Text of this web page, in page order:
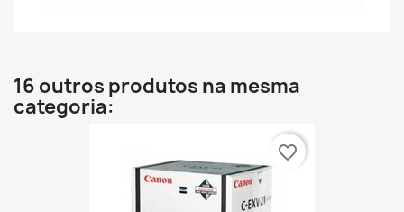
16 outros produtos na mesma
categoria:
favorite_border